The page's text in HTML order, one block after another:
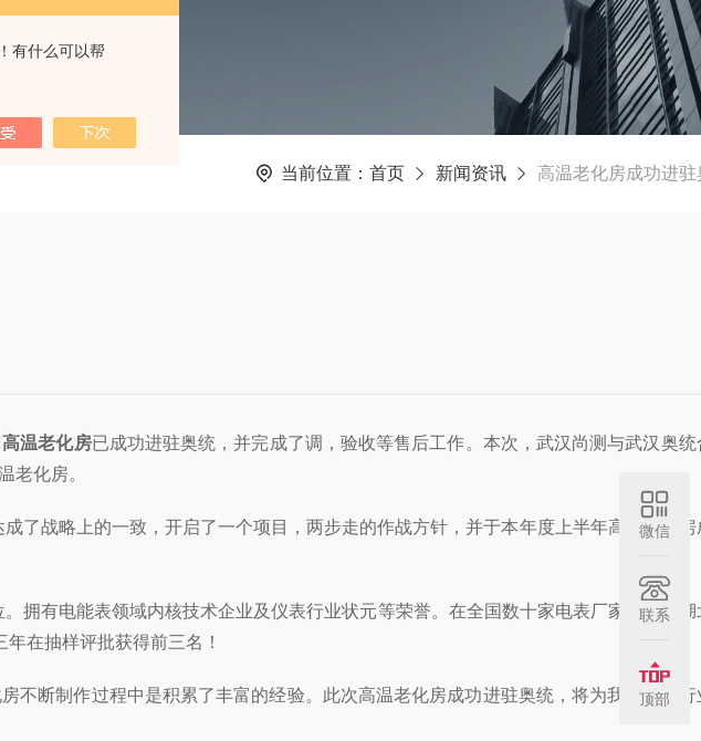
有什么可以帮
当前位置： 首页 新闻资讯 高温老化房成功进
高温老化房已成功进驻奥统，并完成了调，验收等售后工作。本次，武汉尚测与武汉奥
老化房。
战略上的一致，开启了一个项目，两步走的作战方针，并于本年度上半年高温老化房
有电能表领域内核技术企业及仪表行业状元等荣誉。在全国数十家电表厂家中。在湖
在抽样评批获得前三名！
断制作过程中是积累了丰富的经验。此次高温老化房成功进驻奥统，将为我国电表行
微信
联系
顶部